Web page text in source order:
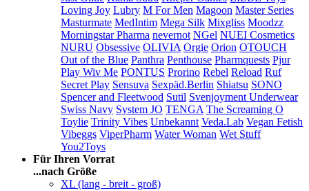
Loving Joy Lubry M For Men Magoon Master Series
Masturmate MedIntim Mega Silk Mixgliss Moodzz
Morningstar Pharma nevernot NGel NUEI Cosmetics
NURU Obsessive OLIVIA Orgie Orion OTOUCH
Out of the Blue Panthra Penthouse Pharmquests Pjur
Play Wiv Me PONTUS Prorino Rebel Reload Ruf
Secret Play Sensuva Sexpäd.Berlin Shiatsu SONO
Spencer and Fleetwood Sutil Svenjoyment Underwear
Swiss Navy System JO TENGA The Screaming O
Toylie Trinity Vibes Unbekannt Veda.Lab Vegan Fetish
Vibeggs ViperPharm Water Woman Wet Stuff
You2Toys
Für Ihren Vorrat
...nach Größe
XL (lang - breit - groß)